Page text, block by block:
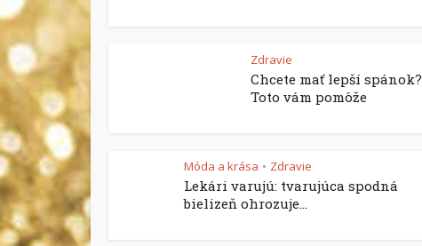
Zdravie
Chcete mať lepší spánok?
Toto vám pomôže
Móda a krása • Zdravie
Lekári varujú: tvarujúca spodná
bielizeň ohrozuje...